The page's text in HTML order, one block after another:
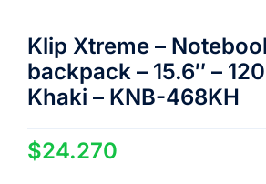
Klip Xtreme –
backpack – 15.6″ –
Khaki – KNB-468KH
$24.270